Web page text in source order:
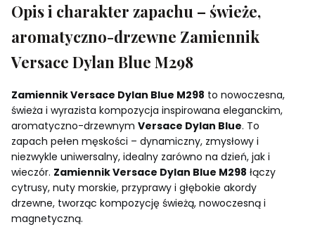
Opis i charakter zapachu – świeże,
aromatyczno-drzewne Zamiennik
Versace Dylan Blue M298
Zamiennik Versace Dylan Blue M298 to nowoczesna,
świeża i wyrazista kompozycja inspirowana eleganckim,
aromatyczno-drzewnym Versace Dylan Blue. To
zapach pełen męskości – dynamiczny, zmysłowy i
niezwykle uniwersalny, idealny zarówno na dzień, jak i
wieczór. Zamiennik Versace Dylan Blue M298 łączy
cytrusy, nuty morskie, przyprawy i głębokie akordy
drzewne, tworząc kompozycję świeżą, nowoczesną i
magnetyczną.